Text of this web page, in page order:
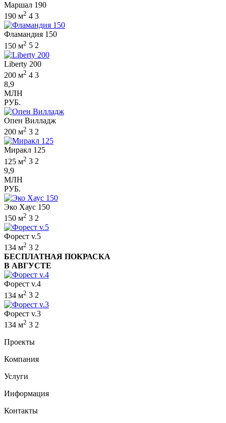
Маршал 190
190 м2 4 3
Фламандия 150
150 м2 5 2
Liberty 200
200 м2 4 3
8,9
МЛН
РУБ.
Опен Вилладж
200 м2 3 2
Миракл 125
125 м2 3 2
9,9
МЛН
РУБ.
Эко Хаус 150
150 м2 3 2
Форест v.5
134 м2 3 2
БЕСПЛАТНАЯ ПОКРАСКА
В АВГУСТЕ
Форест v.4
134 м2 3 2
Форест v.3
134 м2 3 2
Проекты
Компания
Услуги
Информация
Контакты